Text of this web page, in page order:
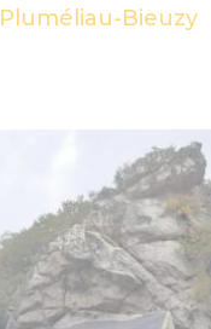
Pluméliau-Bieuzy